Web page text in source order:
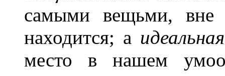
самыми вещьми, вне
находится; а
место в нашем